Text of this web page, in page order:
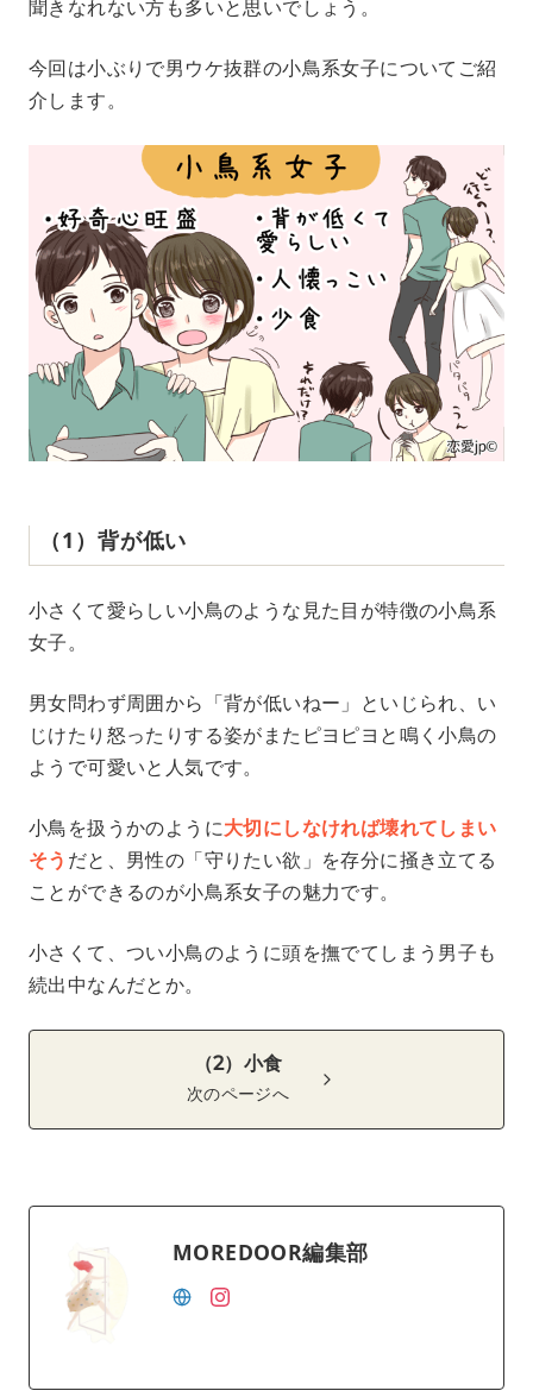
聞きなれない方も多いと思いでしょう。
今回は小ぶりで男ウケ抜群の小鳥系女子についてご紹
介します。
（1）背が低い
小さくて愛らしい小鳥のような見た目が特徴の小鳥系
女子。
男女問わず周囲から「背が低いねー」といじられ、い
じけたり怒ったりする姿がまたピヨピヨと鳴く小鳥の
ようで可愛いと人気です。
小鳥を扱うかのように大切にしなければ壊れてしまい
そう だと、男性の「守りたい欲」を存分に掻き立てる
ことができるのが小鳥系女子の魅力です。
小さくて、つい小鳥のように頭を撫でてしまう男子も
続出中なんだとか。
（2）小食
次のページへ
MOREDOOR編集部